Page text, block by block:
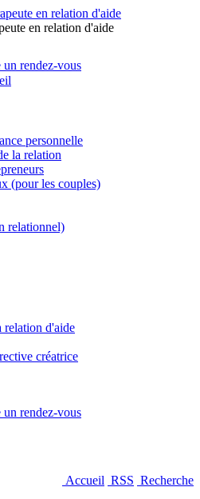
un rendez-vous
personnelle
la relation
(pour les couples)
relationnel)
relation d'aide
créatrice
un rendez-vous
Accueil RSS Recherche